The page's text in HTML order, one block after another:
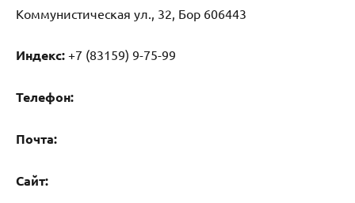
Коммунистическая ул., 32, Бор 606443
Индекс: +7 (83159) 9-75-99
Телефон:
Почта:
Cайт: